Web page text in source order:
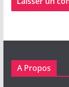
A Propos